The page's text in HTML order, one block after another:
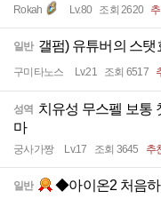
Rokah Lv.80 조회 2620
일반 갤펌) 유튜버의 스
구미타노스 Lv.21 조회 6517
성역 치유성 무스펠 보통
마
궁사가짱 Lv.17 조회 3645 추
일반 ◆아이온2 처음